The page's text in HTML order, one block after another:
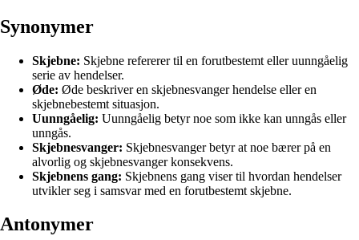
Synonymer
Skjebne: Skjebne refererer til en forutbestemt eller uunngåelig
serie av hendelser.
Øde: Øde beskriver en skjebnesvanger hendelse eller en
skjebnebestemt situasjon.
Uunngåelig: Uunngåelig betyr noe som ikke kan unngås eller
unngås.
Skjebnesvanger: Skjebnesvanger betyr at noe bærer på en
alvorlig og skjebnesvanger konsekvens.
Skjebnens gang: Skjebnens gang viser til hvordan hendelser
utvikler seg i samsvar med en forutbestemt skjebne.
Antonymer